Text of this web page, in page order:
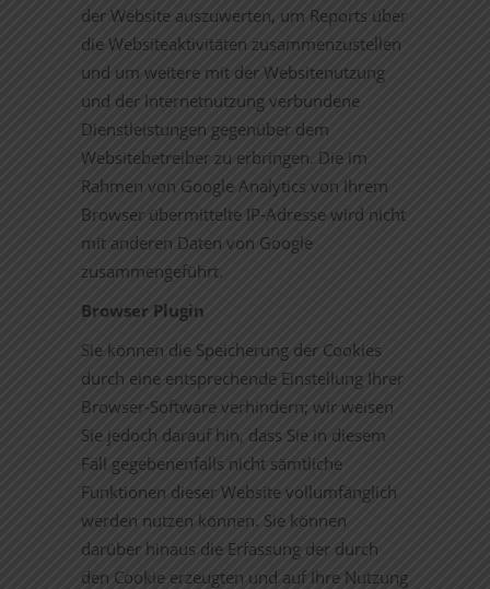
der Website auszuwerten, um Reports über
die Websiteaktivitäten zusammenzustellen
und um weitere mit der Websitenutzung
und der Internetnutzung verbundene
Dienstleistungen gegenüber dem
Websitebetreiber zu erbringen. Die im
Rahmen von Google Analytics von Ihrem
Browser übermittelte IP-Adresse wird nicht
mit anderen Daten von Google
zusammengeführt.
Browser Plugin
Sie können die Speicherung der Cookies
durch eine entsprechende Einstellung Ihrer
Browser-Software verhindern; wir weisen
Sie jedoch darauf hin, dass Sie in diesem
Fall gegebenenfalls nicht sämtliche
Funktionen dieser Website vollumfänglich
werden nutzen können. Sie können
darüber hinaus die Erfassung der durch
den Cookie erzeugten und auf Ihre Nutzung